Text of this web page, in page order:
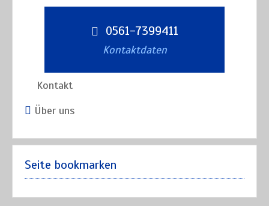
0561-7399411
Kontaktdaten
Kontakt
Über uns
Seite bookmarken